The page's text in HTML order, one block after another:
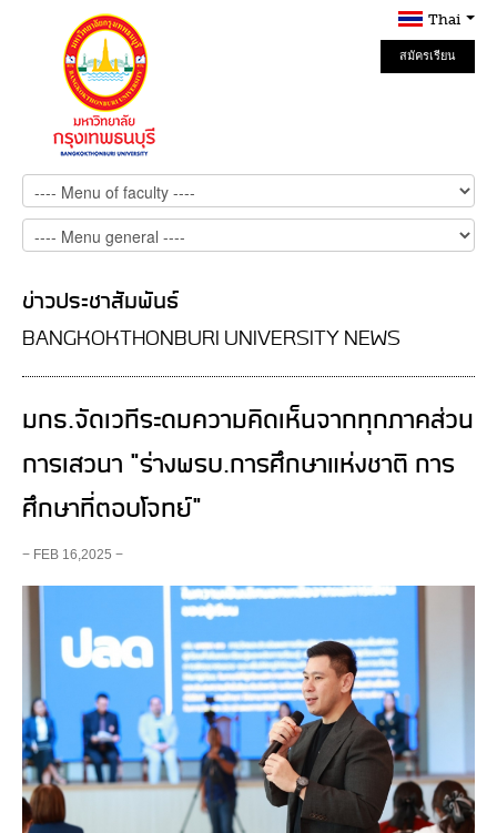
Thai
สมัครเรียน
Online
ข่าวประชาสัมพันธ์
BANGKOKTHONBURI UNIVERSITY NEWS
มกธ.จัดเวทีระดมความคิดเห็นจากทุกภาคส่วน
การเสวนา "ร่างพรบ.การศึกษาแห่งชาติ การ
ศึกษาที่ตอบโจทย์"
− FEB 16,2025 −